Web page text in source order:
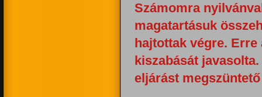
Számomra
magatartásuk
hajtottak végre.
kiszabását
eljárást